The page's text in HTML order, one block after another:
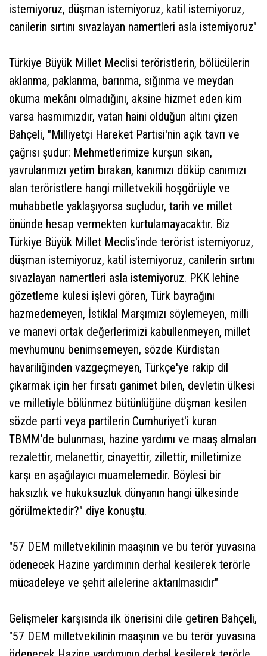
istemiyoruz, düşman istemiyoruz, katil istemiyoruz,
canilerin sırtını sıvazlayan namertleri asla istemiyoruz"
Türkiye Büyük Millet Meclisi teröristlerin, bölücülerin
aklanma, paklanma, barınma, sığınma ve meydan
okuma mekânı olmadığını, aksine hizmet eden kim
varsa hasmımızdır, vatan haini olduğun altını çizen
Bahçeli, "Milliyetçi Hareket Partisi'nin açık tavrı ve
çağrısı şudur: Mehmetlerimize kurşun sıkan,
yavrularımızı yetim bırakan, kanımızı döküp canımızı
alan teröristlere hangi milletvekili hoşgörüyle ve
muhabbetle yaklaşıyorsa suçludur, tarih ve millet
önünde hesap vermekten kurtulamayacaktır. Biz
Türkiye Büyük Millet Meclis'inde terörist istemiyoruz,
düşman istemiyoruz, katil istemiyoruz, canilerin sırtını
sıvazlayan namertleri asla istemiyoruz. PKK lehine
gözetleme kulesi işlevi gören, Türk bayrağını
hazmedemeyen, İstiklal Marşımızı söylemeyen, milli
ve manevi ortak değerlerimizi kabullenmeyen, millet
mevhumunu benimsemeyen, sözde Kürdistan
havariliğinden vazgeçmeyen, Türkçe'ye rakip dil
çıkarmak için her fırsatı ganimet bilen, devletin ülkesi
ve milletiyle bölünmez bütünlüğüne düşman kesilen
sözde parti veya partilerin Cumhuriyet'i kuran
TBMM'de bulunması, hazine yardımı ve maaş almaları
rezalettir, melanettir, cinayettir, zillettir, milletimize
karşı en aşağılayıcı muamelemedir. Böylesi bir
haksızlık ve hukuksuzluk dünyanın hangi ülkesinde
görülmektedir?" diye konuştu.
"57 DEM milletvekilinin maaşının ve bu terör yuvasına
ödenecek Hazine yardımının derhal kesilerek terörle
mücadeleye ve şehit ailelerine aktarılmasıdır"
Gelişmeler karşısında ilk önerisini dile getiren Bahçeli,
"57 DEM milletvekilinin maaşının ve bu terör yuvasına